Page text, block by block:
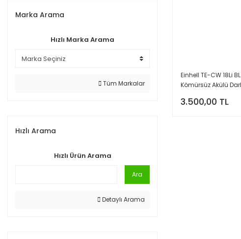
Marka Arama
Hızlı Marka Arama
Tüm Markalar
Hızlı Arama
Hızlı Ürün Arama
Ara
Detaylı Arama
Einhell TE-CW 18Li
Kömürsüz Akülü
3.500,00 TL